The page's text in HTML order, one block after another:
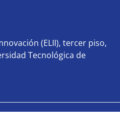
(ELII), tercer piso,
Tecnológica de